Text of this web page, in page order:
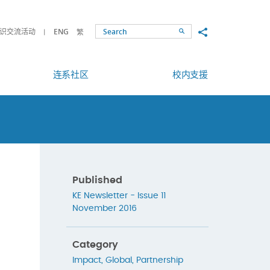
交流活动 ENG 繁 SearchShare to
连系社区 校内支援
Published
KE Newsletter - Issue 11
November 2016
Category
Impact, Global , Partnership